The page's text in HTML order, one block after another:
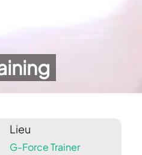
Lieu
G-Force Trainer